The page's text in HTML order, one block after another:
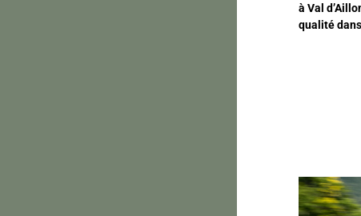
à Val
qualité